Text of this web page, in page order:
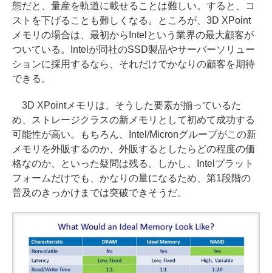
態だと、量産を軌道に載せることは難しい。すると、コ
ストを下げることも難しくなる。ところが、3D XPoint
メモリの場合は、最初からIntelという業界の最大顧客が
ついている。Intelが同社のSSD製品やサーバーソリュー
ションに採用するなら、それだけでかなりの顧客を期待
できる。
3D XPointメモリは、そうした要素が揃っているた
め、ストレージクラスの新メモリとして初めて成功する
可能性が高い。もちろん、Intel/Micronグループがこの新
メモリを外販するのか、外販するとしたらどの程度の価
格なのか、といった疑問は残る。しかし、Intelプラット
フォームだけでも、かなりの量になるため、第1段階の
普及のきっかけまでは突破できそうだ。